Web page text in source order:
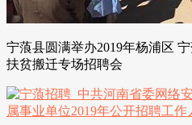
宁蒗县圆满举办2019年杨浦区
扶贫搬迁专场招聘会